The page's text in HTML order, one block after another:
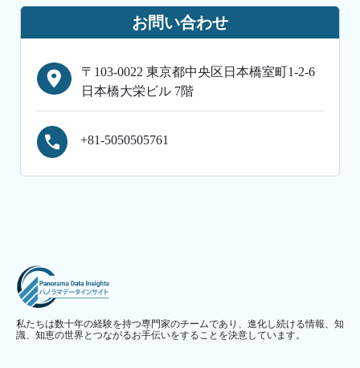
お問い合わせ
〒103-0022 東京都中央区日本橋室町1-2-6
日本橋大栄ビル 7階
+81-5050505761
私たちは数十年の経験を持つ専門家のチームであり、進化し続ける情報、知
識、知恵の世界とつながるお手伝いをすることを決意しています。